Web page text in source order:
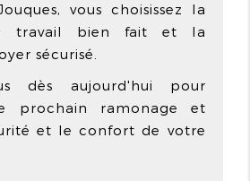
vous choisissez la
travail bien fait et la
sécurisé.
dès aujourd'hui pour
prochain ramonage et
et le confort de votre